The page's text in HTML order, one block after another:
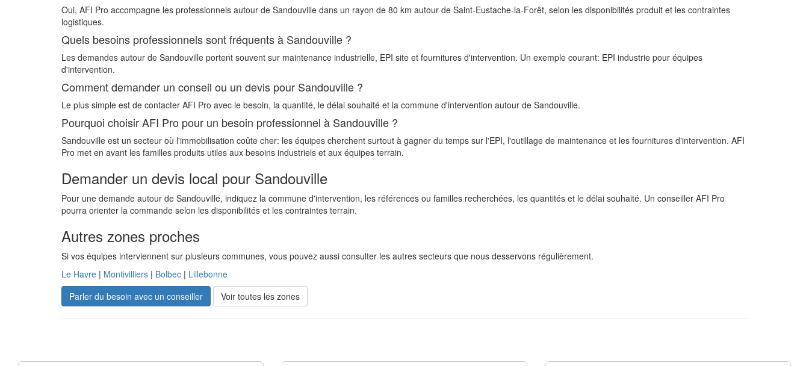
Oui, AFI Pro accompagne les professionnels autour de Sandouville dans un rayon de 80 km autour de Saint-Eustache-la-Forêt, selon les disponibilités produit et les contraintes
logistiques.
Quels besoins professionnels sont fréquents à Sandouville ?
Les demandes autour de Sandouville portent souvent sur maintenance industrielle, EPI site et fournitures d'intervention. Un exemple courant: EPI industrie pour équipes
d'intervention.
Comment demander un conseil ou un devis pour Sandouville ?
Le plus simple est de contacter AFI Pro avec le besoin, la quantité, le délai souhaité et la commune d'intervention autour de Sandouville.
Pourquoi choisir AFI Pro pour un besoin professionnel à Sandouville ?
Sandouville est un secteur où l'immobilisation coûte cher: les équipes cherchent surtout à gagner du temps sur l'EPI, l'outillage de maintenance et les fournitures d'intervention. AFI
Pro met en avant les familles produits utiles aux besoins industriels et aux équipes terrain.
Demander un devis local pour Sandouville
Pour une demande autour de Sandouville, indiquez la commune d'intervention, les références ou familles recherchées, les quantités et le délai souhaité. Un conseiller AFI Pro
pourra orienter la commande selon les disponibilités et les contraintes terrain.
Autres zones proches
Si vos équipes interviennent sur plusieurs communes, vous pouvez aussi consulter les autres secteurs que nous desservons régulièrement.
Le Havre | Montivilliers | Bolbec | Lillebonne
Parler du besoin avec un conseiller
Voir toutes les zones